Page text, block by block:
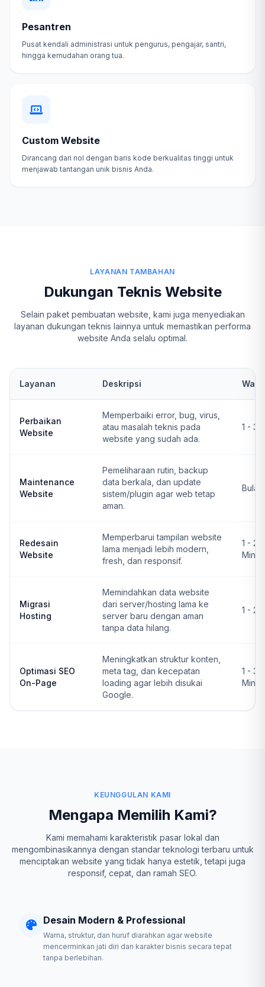
Pesantren
Pusat kendali administrasi untuk pengurus, pengajar, santri,
hingga kemudahan orang tua.
Custom Website
Dirancang dari nol dengan baris kode berkualitas tinggi untuk
menjawab tantangan unik bisnis Anda.
LAYANAN TAMBAHAN
Dukungan Teknis Website
Selain paket pembuatan website, kami juga menyediakan
layanan dukungan teknis lainnya untuk memastikan performa
website Anda selalu optimal.
Layanan Deskripsi
Perbaikan
Website
Memperbaiki error, bug, virus,
atau masalah teknis pada
website yang sudah ada.
1 - 3
Maintenance
Website
Pemeliharaan rutin, backup
data berkala, dan update
sistem/plugin agar web tetap
aman.
Redesain
Website
Memperbarui tampilan website
lama menjadi lebih modern,
fresh, dan responsif.
1 - 2
Migrasi
Hosting
Memindahkan data website
dari server/hosting lama ke
server baru dengan aman
tanpa data hilang.
1 - 2
Optimasi SEO
On-Page
Meningkatkan struktur konten,
meta tag, dan kecepatan
loading agar lebih disukai
Google.
1 - 3
KEUNGGULAN KAMI
Mengapa Memilih Kami?
Kami memahami karakteristik pasar lokal dan
mengombinasikannya dengan standar teknologi terbaru untuk
menciptakan website yang tidak hanya estetik, tetapi juga
responsif, cepat, dan ramah SEO.
Desain Modern & Professional
Warna, struktur, dan huruf diarahkan agar website
mencerminkan jati diri dan karakter bisnis secara tepat
tanpa berlebihan.